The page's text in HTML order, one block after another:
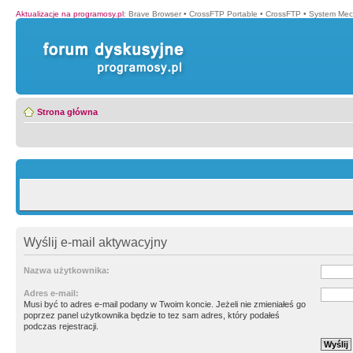
Aktualizacje na programosy.pl: Brave Browser • CrossFTP Portable • CrossFTP • System
Strona główna
Wyślij e-mail aktywacyjny
Nazwa użytkownika:
Adres e-mail:
Musi być to adres e-mail podany w Twoim koncie. Jeżeli nie zmieniałeś go
poprzez panel użytkownika będzie to tez sam adres, który podałeś
podczas rejestracji.